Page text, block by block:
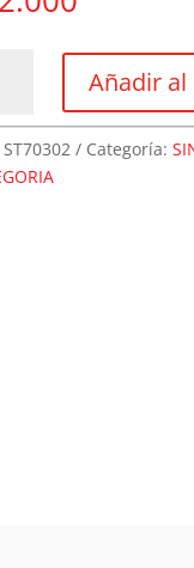
Añadir
ST70302 Categoría: